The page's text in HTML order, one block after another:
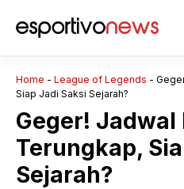
Home - League of Legends -
Siap Jadi Saksi Sejarah?
Geger! Jadwal
Terungkap,
Sejarah?